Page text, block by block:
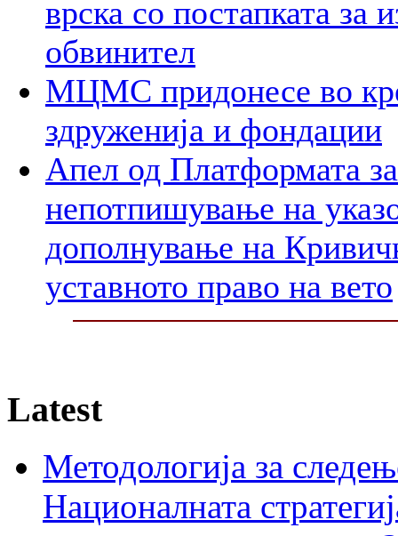
врска со постапката за
обвинител
МЦМС придонесe во
здруженија и фондации
Апел од Платформата
непотпишување на
дополнување на
уставното право на вето
Latest
Методологија за
Националната